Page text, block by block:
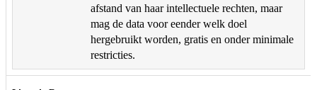
afstand van haar intellectuele rechten, maar
mag de data voor eender welk doel
hergebruikt worden, gratis en onder minimale
restricties.